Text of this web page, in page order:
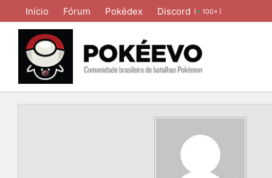
Início Fórum Pokédex Discord ( 100+ )